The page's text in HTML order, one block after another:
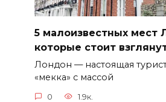
5 малоизвестных мест
которые стоит
Лондон — настоящая
«мекка» с массой
0 1.9к.